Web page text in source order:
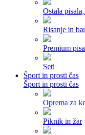
Ostala
Risanje in
Premium
Seti
Šport in prosti čas
Šport in prosti čas
Oprema za
Piknik in žar